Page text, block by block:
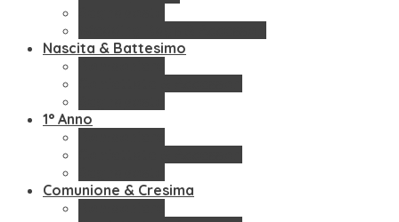
Nascita & Battesimo
1° Anno
Comunione & Cresima